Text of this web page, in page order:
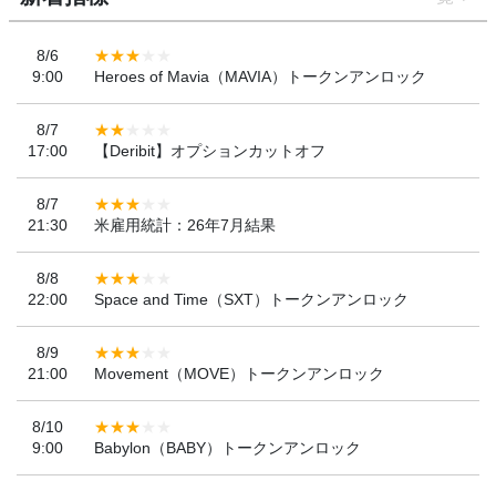
8/6
9:00
Heroes of Mavia（MAVIA）トークンアンロック
8/7
17:00
【Deribit】オプションカットオフ
8/7
21:30
米雇用統計：26年7月結果
8/8
22:00
Space and Time（SXT）トークンアンロック
8/9
21:00
Movement（MOVE）トークンアンロック
8/10
9:00
Babylon（BABY）トークンアンロック